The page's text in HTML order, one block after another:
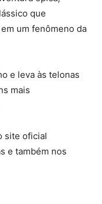
que
em um fenômeno da
e leva às telonas
mais
site oficial
e também nos